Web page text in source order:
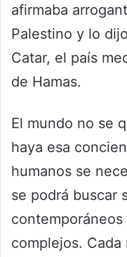
afirmaba
Palestino y lo
Catar, el país
de Hamas.
El mundo no se
haya esa
humanos se
se podrá buscar
complejos.